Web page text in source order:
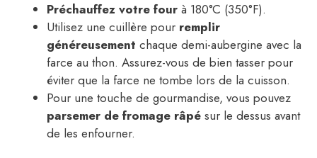
Préchauffez votre four à 180°C (350°F).
Utilisez une cuillère pour remplir
généreusement chaque demi-aubergine avec la
farce au thon. Assurez-vous de bien tasser pour
éviter que la farce ne tombe lors de la cuisson.
Pour une touche de gourmandise, vous pouvez
parsemer de fromage râpé sur le dessus avant
de les enfourner.